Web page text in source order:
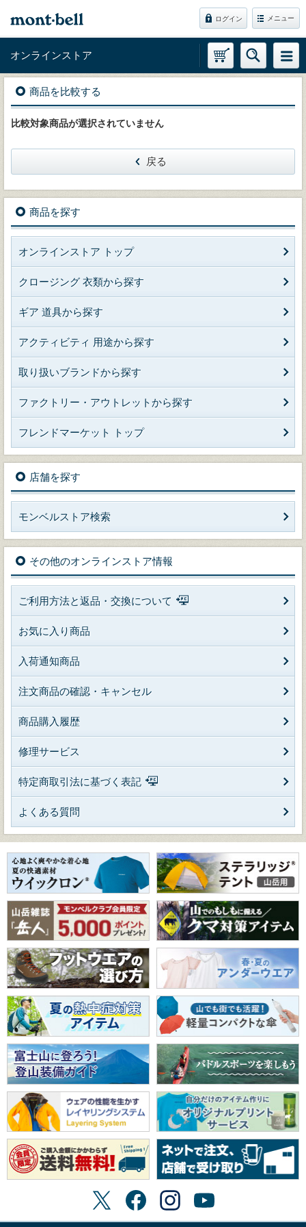
ログイン メニュー
オンラインストア
商品を比較する
比較対象商品が選択されていません
戻る
商品を探す
オンラインストア トップ
クロージング 衣類から探す
ギア 道具から探す
アクティビティ 用途から探す
取り扱いブランドから探す
ファクトリー・アウトレットから探す
フレンドマーケット トップ
店舗を探す
モンベルストア検索
その他のオンラインストア情報
ご利用方法と返品・交換について
お気に入り商品
入荷通知商品
注文商品の確認・キャンセル
商品購入履歴
修理サービス
特定商取引法に基づく表記
よくある質問